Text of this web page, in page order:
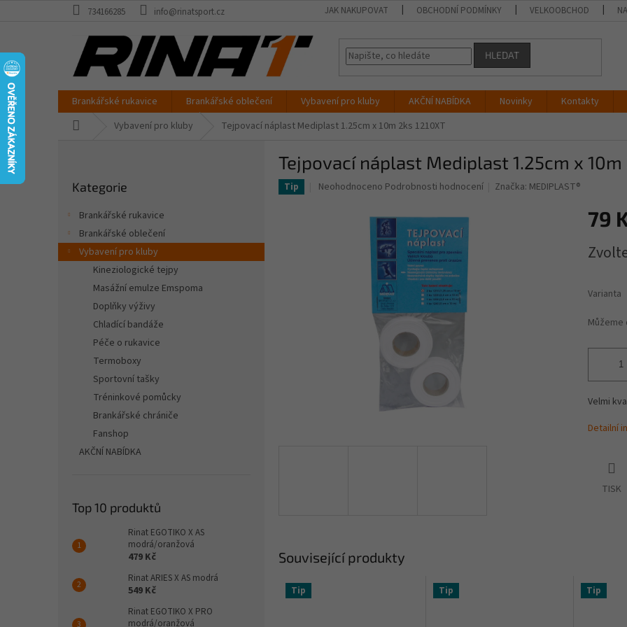
734166285 info@rinatsport.cz JAK NAKUPOVAT OBCHODNÍ PODMÍNKY VELKOOBCHOD
HLEDAT
Brankářské rukavice Brankářské oblečení Vybavení pro kluby AKČNÍ NABÍDKA Novinky Kontakty
Vybavení pro kluby Tejpovací náplast Mediplast 1.25cm x 10m 2ks 1210XT
n
kategorie
Kategorie
Brankářské rukavice
Brankářské oblečení
Vybavení pro kluby
Kineziologické tejpy
Masážní emulze Emspoma
Doplňky výživy
Chladící bandáže
Péče o rukavice
Termoboxy
Sportovní tašky
Tréninkové pomůcky
Brankářské chrániče
Fanshop
AKČNÍ NABÍDKA
Top 10 produktů
Rinat EGOTIKO X AS
modrá/oranžová
479 Kč
Rinat ARIES X AS modrá
549 Kč
Rinat EGOTIKO X PRO
modrá/oranžová
Tejpovací náplast Mediplast 1.25cm x 10m
Tip
Průměrné
Neohodnoceno Podrobnosti hodnocení Značka: MEDIPLAST®
79
cena:
Varianta
Velmi
Detailní
TISK
Související produkty
Tip Tip Tip